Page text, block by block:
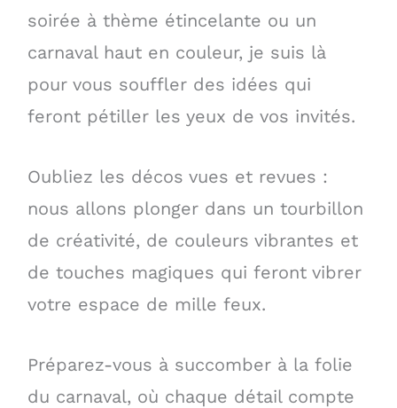
soirée à thème étincelante ou un
carnaval haut en couleur, je suis là
pour vous souffler des idées qui
feront pétiller les yeux de vos invités.
Oubliez les décos vues et revues :
nous allons plonger dans un tourbillon
de créativité, de couleurs vibrantes et
de touches magiques qui feront vibrer
votre espace de mille feux.
Préparez-vous à succomber à la folie
du carnaval, où chaque détail compte